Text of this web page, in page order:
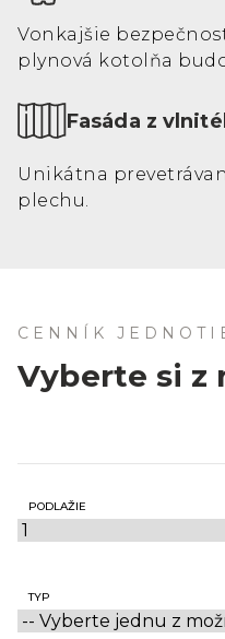
Vonkajšie
plynová kotolňa
Fasáda z
Unikátna
plechu.
CENNÍK
Vyberte si z
PODLAŽIE
TYP